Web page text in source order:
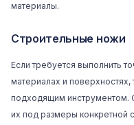
материалы.
Строительные ножи
Если требуется выполнить
материалах и
подходящим инструментом.
их под размеры конкретной